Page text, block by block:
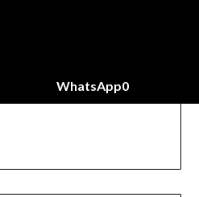
WhatsApp0